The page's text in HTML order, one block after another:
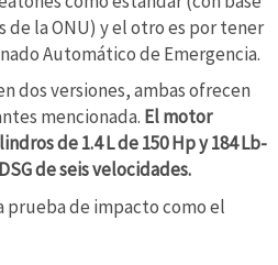
de la ONU) y el otro es por tener
Automático de Emergencia.
dos versiones, ambas ofrecen
mencionada. El motor
de 1.4 L de 150 Hp y 184 Lb-
de seis velocidades.
prueba de impacto como el